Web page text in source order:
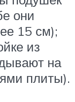
они
15 см);
из
на
плиты).